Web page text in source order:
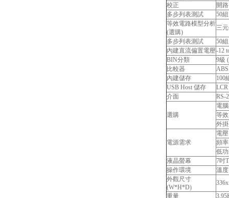
校正
開
多步列表測試
50
等效電路模型分析
(選購)
三
多步列表測試
50
內建直流偏置電壓-12
BIN分類
9級
比較器
內建儲存
100
USB Host 儲存
介面
RS-
選購
電
等
外
電源需求
電
頻
低
液晶螢幕
7吋
操作環境
溫
外觀尺寸
(W*H*D)
重量